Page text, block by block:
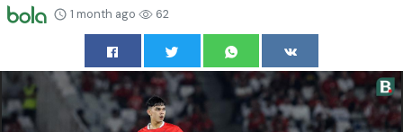
1 month ago 62